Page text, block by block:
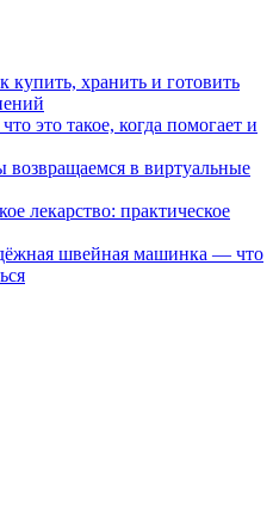
купить, хранить и готовить
это такое, когда помогает и
в виртуальные
лекарство: практическое
швейная машинка — что